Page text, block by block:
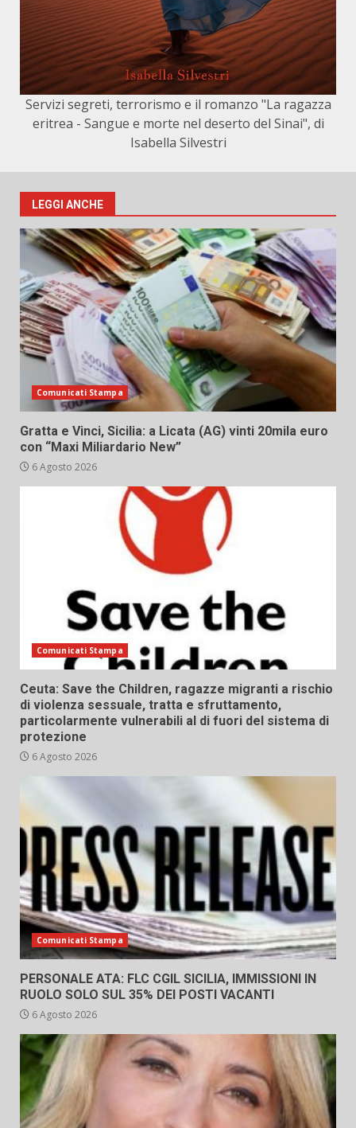
Servizi segreti, terrorismo e il romanzo "La ragazza
eritrea - Sangue e morte nel deserto del Sinai", di
Isabella Silvestri
LEGGI ANCHE
Comunicati Stampa
Gratta e Vinci, Sicilia: a Licata (AG) vinti 20mila euro
con “Maxi Miliardario New”
6 Agosto 2026
Comunicati Stampa
Ceuta: Save the Children, ragazze migranti a rischio
di violenza sessuale, tratta e sfruttamento,
particolarmente vulnerabili al di fuori del sistema di
protezione
6 Agosto 2026
Comunicati Stampa
PERSONALE ATA: FLC CGIL SICILIA, IMMISSIONI IN
RUOLO SOLO SUL 35% DEI POSTI VACANTI
6 Agosto 2026